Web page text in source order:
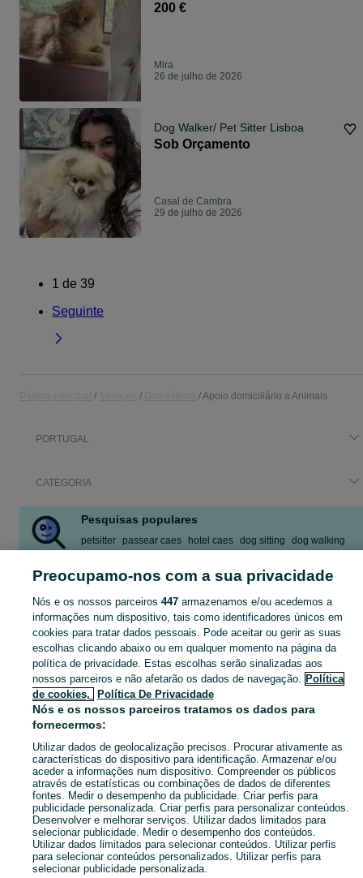
200 €
Mira
26 de julho de 2026
Dog Walker/ Pet Sitter Lisboa
Sob Orçamento
Casal de Cambra
29 de julho de 2026
1 de 39
Seguinte
Apoio domiciliário a Animais
PORTUGAL
CATEGORIA
Pesquisas populares
petsitter passear caes hotel caes dog sitting
dog walking
Mostrar Mais
Encontre as melhores ofertas em Apoio domiciliário a Animais no OLX Portugal. Explore anúncios atualizados diariamente, compre e venda grátis na sua categoria favorita!
Mapa do site
Mapa das freguesias
Mapa de mini-sites
Pesquisas populares
Preocupamo-nos com a sua privacidade
Nós e os nossos parceiros 447armazenamos e/ou acedemos a
informações num dispositivo, tais como identificadores únicos em
cookies para tratar dados pessoais. Pode aceitar ou gerir as suas
escolhas clicando abaixo ou em qualquer momento na página da
política de privacidade. Estas escolhas serão sinalizadas aos
nossos parceiros e não afetarão os dados de navegação. Política
de cookies,
Política De Privacidade
Nós e os nossos parceiros tratamos os dados para
fornecermos:
Utilizar dados de geolocalização precisos. Procurar ativamente as
características do dispositivo para identificação. Armazenar e/ou
aceder a informações num dispositivo. Compreender os públicos
através de estatísticas ou combinações de dados de diferentes
fontes. Medir o desempenho da publicidade. Criar perfis para
publicidade personalizada. Criar perfis para personalizar conteúdos.
Desenvolver e melhorar serviços. Utilizar dados limitados para
selecionar publicidade. Medir o desempenho dos conteúdos.
Utilizar dados limitados para selecionar conteúdos. Utilizar perfis
para selecionar conteúdos personalizados. Utilizar perfis para
selecionar publicidade personalizada.